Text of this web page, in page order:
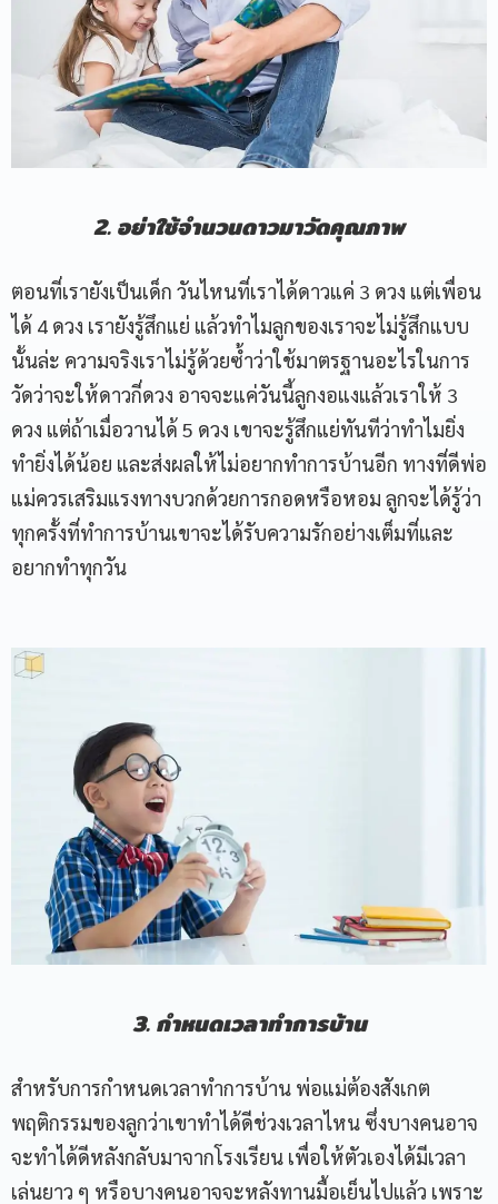
2. อย่าใช้จำนวนดาวมาวัดคุณภาพ
ตอนที่เรายังเป็นเด็ก วันไหนที่เราได้ดาวแค่ 3 ดวง แต่เพื่อน
ได้ 4 ดวง เรายังรู้สึกแย่ แล้วทำไมลูกของเราจะไม่รู้สึกแบบ
นั้นล่ะ ความจริงเราไม่รู้ด้วยซ้ำว่าใช้มาตรฐานอะไรในการ
วัดว่าจะให้ดาวกี่ดวง อาจจะแค่วันนี้ลูกงอแงแล้วเราให้ 3
ดวง แต่ถ้าเมื่อวานได้ 5 ดวง เขาจะรู้สึกแย่ทันทีว่าทำไมยิ่ง
ทำยิ่งได้น้อย และส่งผลให้ไม่อยากทำการบ้านอีก ทางที่ดีพ่อ
แม่ควรเสริมแรงทางบวกด้วยการกอดหรือหอม ลูกจะได้รู้ว่า
ทุกครั้งที่ทำการบ้านเขาจะได้รับความรักอย่างเต็มที่และ
อยากทำทุกวัน
3. กำหนดเวลาทำการบ้าน
สำหรับการกำหนดเวลาทำการบ้าน พ่อแม่ต้องสังเกต
พฤติกรรมของลูกว่าเขาทำได้ดีช่วงเวลาไหน ซึ่งบางคนอาจ
จะทำได้ดีหลังกลับมาจากโรงเรียน เพื่อให้ตัวเองได้มีเวลา
เล่นยาว ๆ หรือบางคนอาจจะหลังทานมื้อเย็นไปแล้ว เพราะ